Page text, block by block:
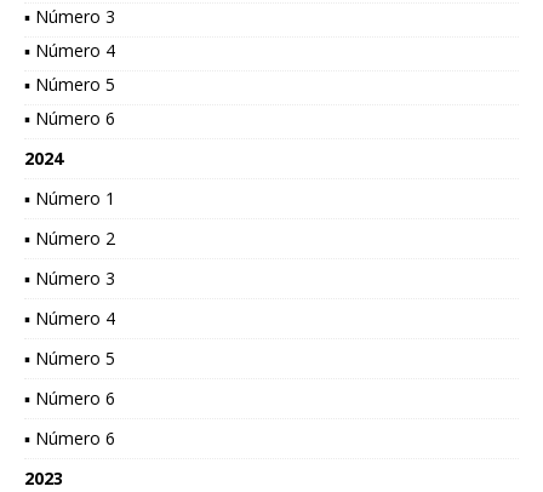
▪ Número 3
▪ Número 4
▪ Número 5
▪ Número 6
2024
▪ Número 1
▪ Número 2
▪ Número 3
▪ Número 4
▪ Número 5
▪ Número 6
▪ Número 6
2023